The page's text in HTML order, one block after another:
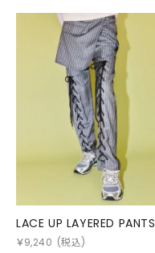
LACE UP LAYERED PANTS
￥9,240 (税込)